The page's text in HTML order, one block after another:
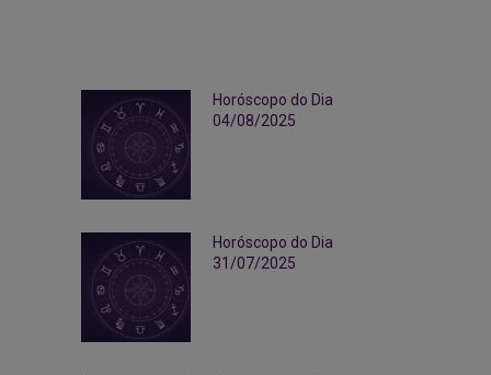
Horóscopo do Dia
04/08/2025
Horóscopo do Dia
31/07/2025